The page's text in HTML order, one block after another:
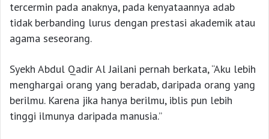
tercermin pada anaknya, pada kenyataannya adab
tidak berbanding lurus dengan prestasi akademik atau
agama seseorang.
Syekh Abdul Qadir Al Jailani pernah berkata, “Aku lebih
menghargai orang yang beradab, daripada orang yang
berilmu. Karena jika hanya berilmu, iblis pun lebih
tinggi ilmunya daripada manusia.”